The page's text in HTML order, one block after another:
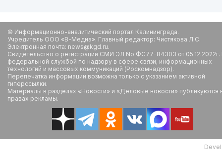
© Информационно-аналитический портал Калининграда.
Учредитель ООО «В-Медиа». Главный редактор: Чистякова Л.С.
Электронная почта: news@kgd.ru.
Свидетельство о регистрации СМИ ЭЛ No ФС77-84303 от
федеральной службой по надзору в сфере связи, информационных
технологий и массовых коммуникаций (Роскомнадзор).
Перепечатка информации возможна только с указанием активной
гиперссылки.
Материалы в разделах «Новости» и «Деловые новости» публикуются
правах рекламы.